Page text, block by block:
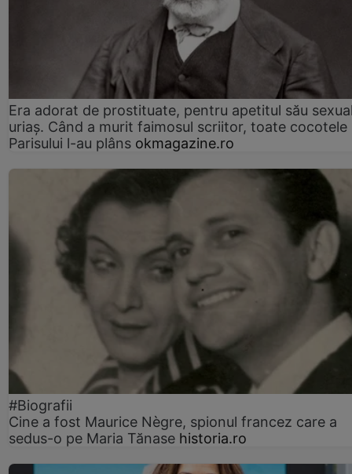
Era adorat de prostituate, pentru apetitul său
uriaș. Când a murit faimosul scriitor, toate cocotele
Parisului l-au plâns okmagazine.ro
#Biografii
Cine a fost Maurice Nègre, spionul francez care a
sedus-o pe Maria Tănase historia.ro